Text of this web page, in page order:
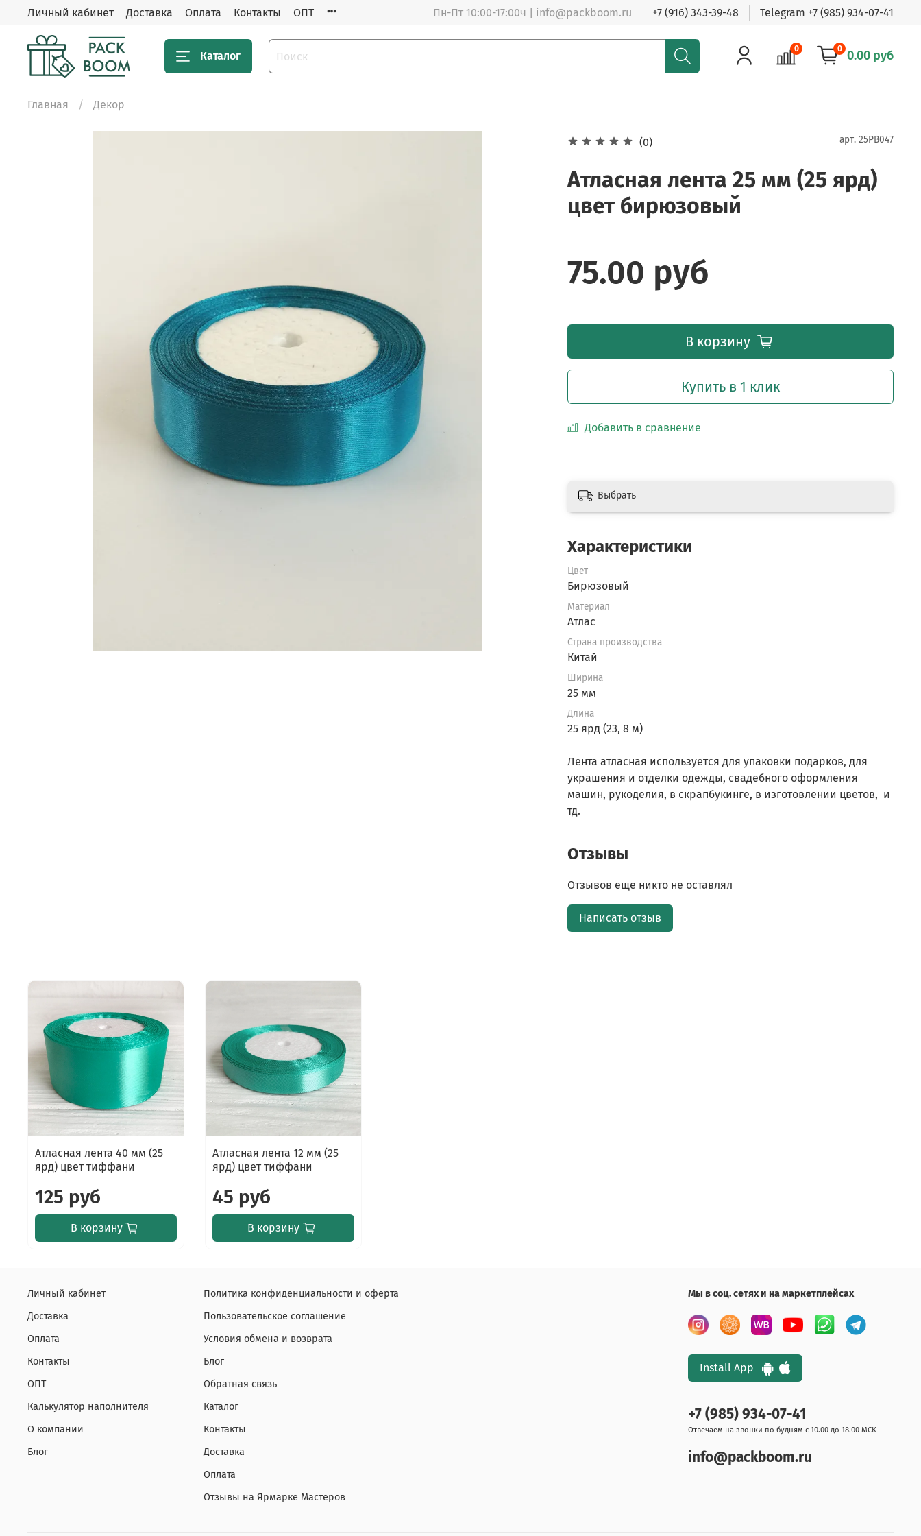
Личный кабинет Доставка Оплата Контакты ОПТ Пн-Пт 10:00-17:00ч | info@packboom.ru +7 (916) 343-39-48 Telegram +7 (985) 934-07-41
Каталог
0 0 0.00 руб
Главная Декор
(0) арт. 25PB047
Атласная лента 25 мм (25 ярд)
цвет бирюзовый
75.00 руб
В корзину
Купить в 1 клик
Добавить в сравнение
Выбрать
Характеристики
Цвет
Бирюзовый
Материал
Атлас
Страна производства
Китай
Ширина
25 мм
Длина
25 ярд (23, 8 м)
Лента атласная используется для упаковки подарков, для
украшения и отделки одежды, свадебного оформления
машин, рукоделия, в скрапбукинге, в изготовлении цветов, и
тд.
Отзывы
Отзывов еще никто не оставлял
Написать отзыв
Атласная лента 40 мм (25
ярд) цвет тиффани
125 руб
В корзину
Атласная лента 12 мм (25
ярд) цвет тиффани
45 руб
В корзину
Личный кабинет
Доставка
Оплата
Контакты
ОПТ
Калькулятор наполнителя
О компании
Блог
Политика конфиденциальности и оферта
Пользовательское соглашение
Условия обмена и возврата
Блог
Обратная связь
Каталог
Контакты
Доставка
Оплата
Отзывы на Ярмарке Мастеров
Мы в соц. сетях и на маркетплейсах
Install App
+7 (985) 934-07-41
Отвечаем на звонки по будням с 10.00 до 18.00 МСК
info@packboom.ru